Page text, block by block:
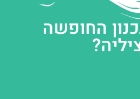
החופשה